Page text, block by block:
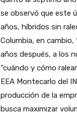
se observó que este
años, híbridos sin
Columbia, en
años después, a los
“cuándo y cómo
EEA Montecarlo del
producción de la
busca maximizar